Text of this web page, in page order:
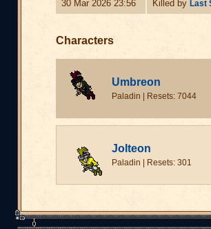
30 Mar 2026 23:56 Killed by Last
Characters
Umbreon
Paladin | Resets: 7044
Jolteon
Paladin | Resets: 301